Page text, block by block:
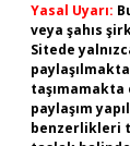
Yasal Uyarı:
veya şahıs
Sitede
taşımamakta
paylaşım
benzerlikleri